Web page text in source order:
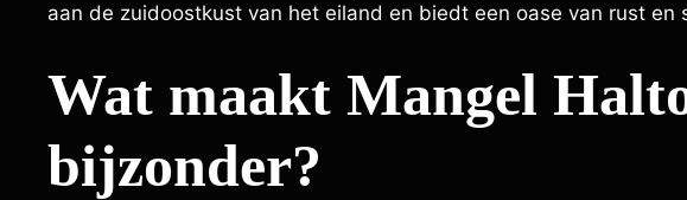
aan de zuidoostkust van het eiland en biedt een oase van rust en
Wat maakt Mangel
bijzonder?